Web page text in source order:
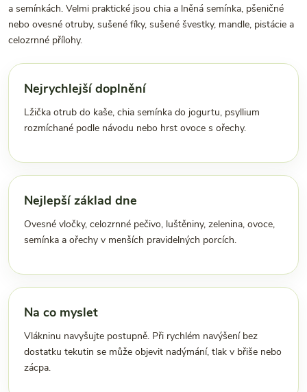
a semínkách. Velmi praktické jsou chia a lněná semínka, pšeničné
nebo ovesné otruby, sušené fíky, sušené švestky, mandle, pistácie a
celozrnné přílohy.
Nejrychlejší doplnění
Lžička otrub do kaše, chia semínka do jogurtu, psyllium
rozmíchané podle návodu nebo hrst ovoce s ořechy.
Nejlepší základ dne
Ovesné vločky, celozrnné pečivo, luštěniny, zelenina, ovoce,
semínka a ořechy v menších pravidelných porcích.
Na co myslet
Vlákninu navyšujte postupně. Při rychlém navýšení bez
dostatku tekutin se může objevit nadýmání, tlak v břiše nebo
zácpa.